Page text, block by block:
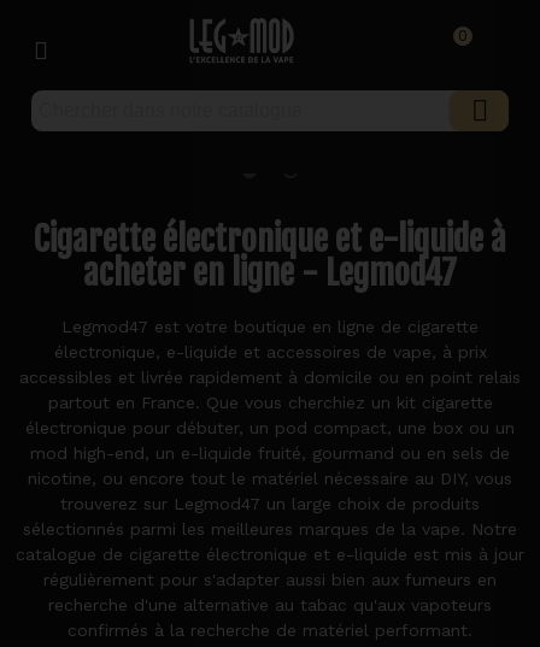
0
Cigarette électronique et e-liquide à
acheter en ligne - Legmod47
Legmod47 est votre boutique en ligne de cigarette
électronique, e-liquide et accessoires de vape, à prix
accessibles et livrée rapidement à domicile ou en point relais
partout en France. Que vous cherchiez un kit cigarette
électronique pour débuter, un pod compact, une box ou un
mod high-end, un e-liquide fruité, gourmand ou en sels de
nicotine, ou encore tout le matériel nécessaire au DIY, vous
trouverez sur Legmod47 un large choix de produits
sélectionnés parmi les meilleures marques de la vape. Notre
catalogue de cigarette électronique et e-liquide est mis à jour
régulièrement pour s'adapter aussi bien aux fumeurs en
recherche d'une alternative au tabac qu'aux vapoteurs
confirmés à la recherche de matériel performant.